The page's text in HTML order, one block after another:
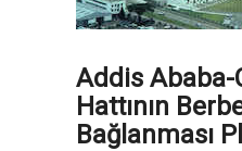
Addis
Hattının
Bağlanması